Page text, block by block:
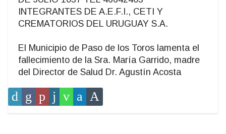
INTEGRANTES DE A.E.F.I., CETI Y
CREMATORIOS DEL URUGUAY S.A.
El Municipio de Paso de los Toros lamenta el
fallecimiento de la Sra. María Garrido, madre
del Director de Salud Dr. Agustín Acosta